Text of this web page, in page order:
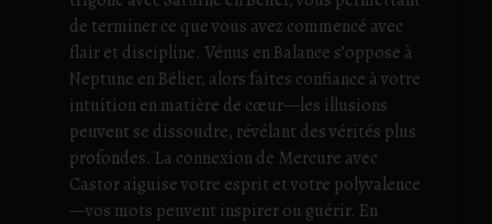
de terminer ce que vous avez commencé avec
flair et discipline. Vénus en Balance s’oppose à
Neptune en Bélier, alors faites confiance à votre
intuition en matière de cœur—les illusions
peuvent se dissoudre, révélant des vérités plus
profondes. La connexion de Mercure avec
Castor aiguise votre esprit et votre polyvalence
—vos mots peuvent inspirer ou guérir. En